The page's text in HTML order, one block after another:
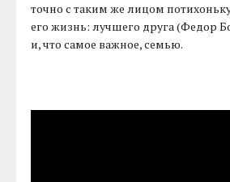
точно с таким же лицом
его жизнь: лучшего друга (Федор
и, что самое важное, семью.